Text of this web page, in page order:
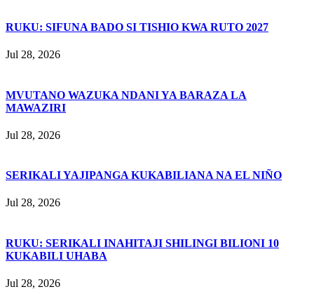
RUKU: SIFUNA BADO SI TISHIO KWA RUTO 2027
Jul 28, 2026
MVUTANO WAZUKA NDANI YA BARAZA LA
MAWAZIRI
Jul 28, 2026
SERIKALI YAJIPANGA KUKABILIANA NA EL NIÑO
Jul 28, 2026
RUKU: SERIKALI INAHITAJI SHILINGI BILIONI 10
KUKABILI UHABA
Jul 28, 2026